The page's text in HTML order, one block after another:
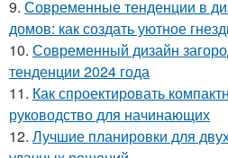
9. Современные тенденции в
домов: как создать уютное
10. Современный дизайн
тенденции 2024 года
11. Как спроектировать
руководство для начинающих
12. Лучшие планировки для